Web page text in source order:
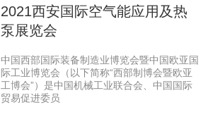
2021西安国际空气能应用及热
泵展览会
中国西部国际装备制造业博览会暨中国欧亚国
际工业博览会（以下简称“西部制博会暨欧亚
工博会”）是中国机械工业联合会、中国国际
贸易促进委员